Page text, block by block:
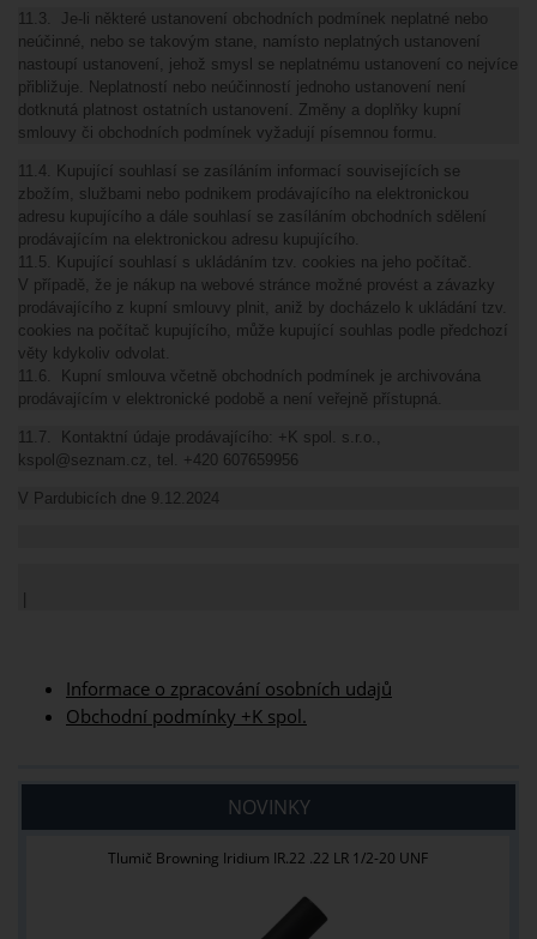
11.3. Je-li některé ustanovení obchodních podmínek neplatné nebo
neúčinné, nebo se takovým stane, namísto neplatných ustanovení
nastoupí ustanovení, jehož smysl se neplatnému ustanovení co nejvíce
přibližuje. Neplatností nebo neúčinností jednoho ustanovení není
dotknutá platnost ostatních ustanovení. Změny a doplňky kupní
smlouvy či obchodních podmínek vyžadují písemnou formu.
11.4. Kupující souhlasí se zasíláním informací souvisejících se
zbožím, službami nebo podnikem prodávajícího na elektronickou
adresu kupujícího a dále souhlasí se zasíláním obchodních sdělení
prodávajícím na elektronickou adresu kupujícího.
11.5. Kupující souhlasí s ukládáním tzv. cookies na jeho počítač.
V případě, že je nákup na webové stránce možné provést a závazky
prodávajícího z kupní smlouvy plnit, aniž by docházelo k ukládání tzv.
cookies na počítač kupujícího, může kupující souhlas podle předchozí
věty kdykoliv odvolat.
11.6. Kupní smlouva včetně obchodních podmínek je archivována
prodávajícím v elektronické podobě a není veřejně přístupná.
11.7. Kontaktní údaje prodávajícího: +K spol. s.r.o.,
kspol@seznam.cz, tel. +420 607659956
V Pardubicích dne 9.12.2024
Informace o zpracování osobních udajů
Obchodní podmínky +K spol.
NOVINKY
Tlumič Browning Iridium IR.22 .22 LR 1/2-20 UNF